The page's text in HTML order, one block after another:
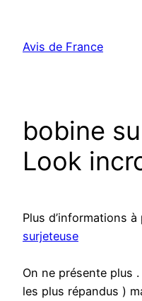
contenu
Avis de France
bobine
Look
Plus d’informations
surjeteuse
On ne présente plus
les plus répandus )